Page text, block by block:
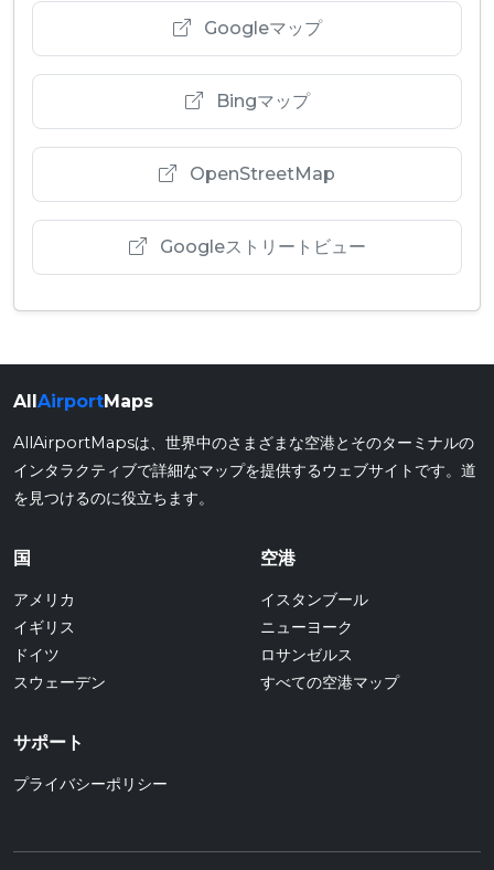
Googleマップ
Bingマップ
OpenStreetMap
Googleストリートビュー
AllAirportMaps
AllAirportMapsは、世界中のさまざまな空港とそのターミナルの
インタラクティブで詳細なマップを提供するウェブサイトです。道
を見つけるのに役立ちます。
国
アメリカ
イギリス
ドイツ
スウェーデン
空港
イスタンブール
ニューヨーク
ロサンゼルス
すべての空港マップ
サポート
プライバシーポリシー